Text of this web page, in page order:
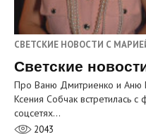
СВЕТСКИЕ НОВОСТИ С
Светские
Про Ваню Дмитриенко и Аню
Ксения Собчак встретилась
соцсетях…
2043